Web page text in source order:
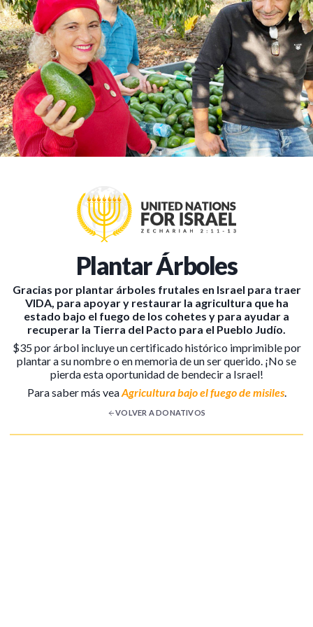
Plantar Árboles
Gracias por plantar árboles frutales en Israel para traer
VIDA, para apoyar y restaurar la agricultura que ha
estado bajo el fuego de los cohetes y para ayudar a
recuperar la Tierra del Pacto para el Pueblo Judío.
$35 por árbol incluye un certificado histórico imprimible por
plantar a su nombre o en memoria de un ser querido. ¡No se
pierda esta oportunidad de bendecir a Israel!
Para saber más veaAgricultura bajo el fuego de misiles.
VOLVER A DONATIVOS